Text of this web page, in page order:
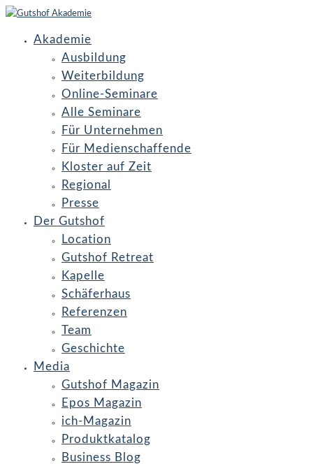
Akademie
Ausbildung
Weiterbildung
Online-Seminare
Alle Seminare
Für Unternehmen
Für Medienschaffende
Kloster auf Zeit
Regional
Presse
Der Gutshof
Location
Gutshof Retreat
Kapelle
Schäferhaus
Referenzen
Team
Geschichte
Media
Gutshof Magazin
Epos Magazin
ich-Magazin
Produktkatalog
Business Blog